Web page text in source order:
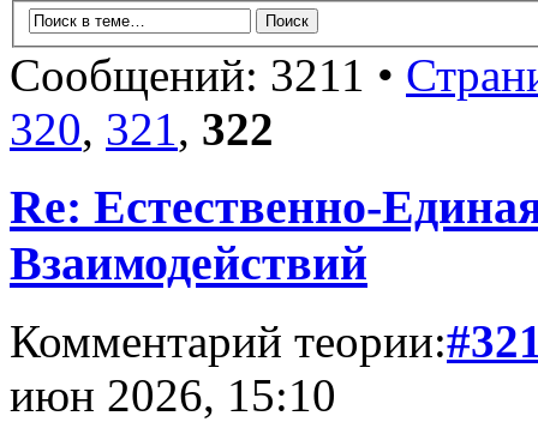
Сообщений: 3211 •
320, 321, 322
Re: Естественно-
Взаимодействий
Комментарий теории:
июн 2026, 15:10